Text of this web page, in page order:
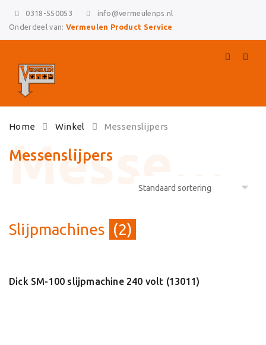
0318-550053
info@vermeulenps.nl
Onderdeel van: Vermeulen Product Service
to
content
Home Winkel Messenslijpers
Messenslijpers
Slijpmachines (2)
Dick SM-100 slijpmachine 240 volt (13011)